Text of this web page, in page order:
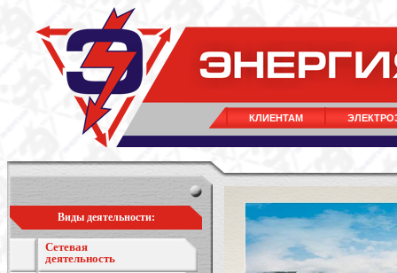
КЛИЕНТАМ
Виды деятельности:
Сетевая
деятельность